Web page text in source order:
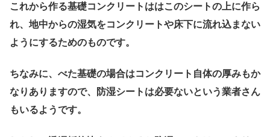
これから作る基礎コンクリートははこのシートの上に作ら
れ、 地中からの湿気をコンクリートや床下に流れ込まない
ようにするためのものです。
ちなみに、べた基礎の場合はコンクリート自体の厚みもか
なりありますので、防湿シートは必要ないという業者さん
もいるようです。